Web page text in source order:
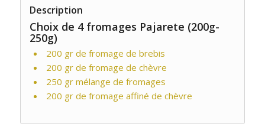
Description
Choix de 4 fromages Pajarete (200g-
250g)
200 gr de fromage de brebis
200 gr de fromage de chèvre
250 gr mélange de fromages
200 gr de fromage affiné de chèvre